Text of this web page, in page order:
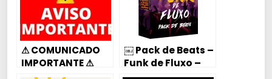
⚠ COMUNICADO
IMPORTANTE ⚠
￼ Pack de Beats –
Funk de Fluxo –
Adquira Agora